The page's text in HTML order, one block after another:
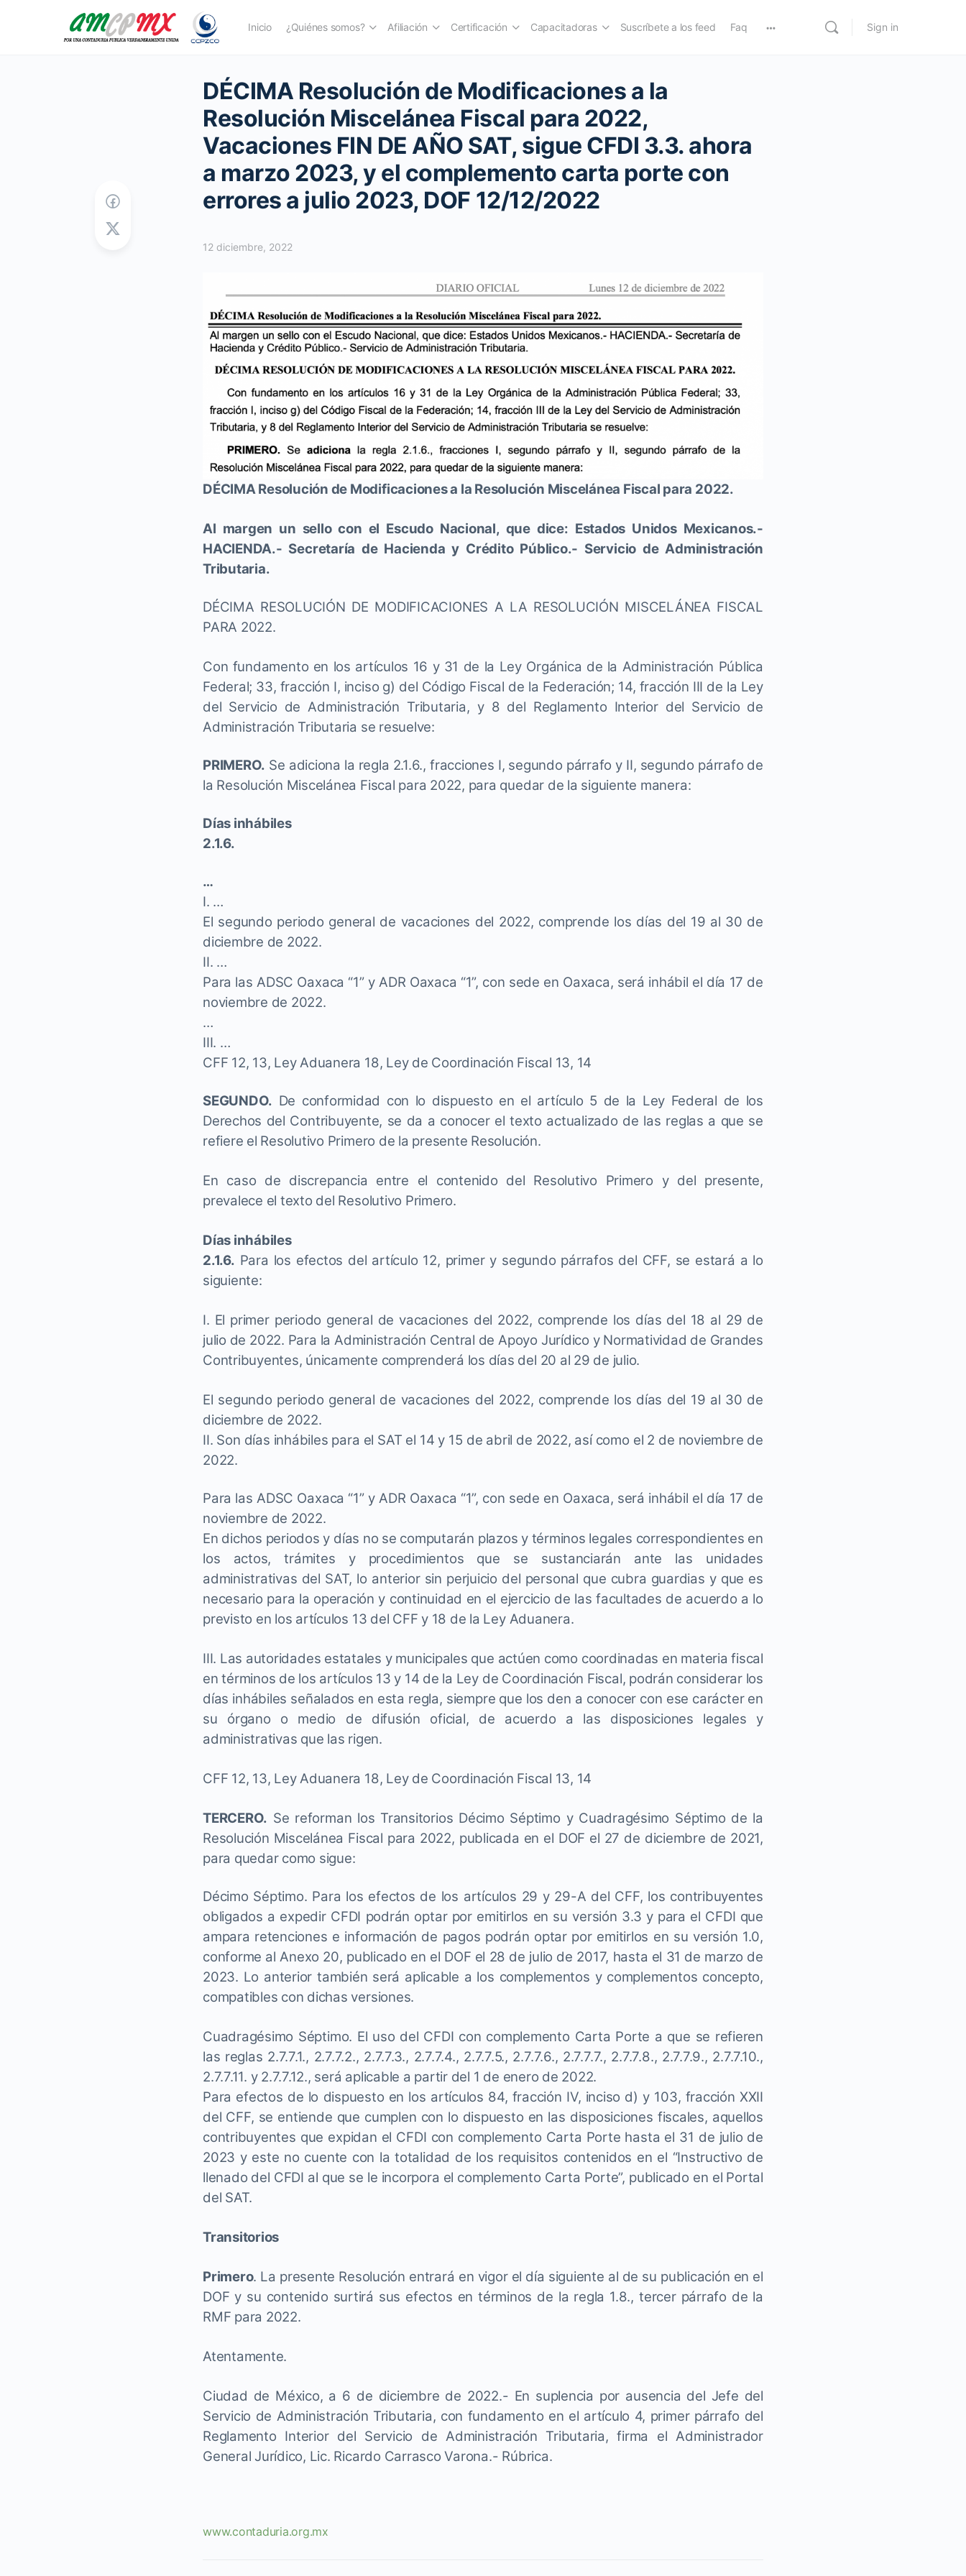
Inicio ¿Quiénes somos? Afiliación Certificación Capacitadoras Suscríbete a los feed Faq Sign in
DÉCIMA Resolución de Modificaciones a la
Resolución Miscelánea Fiscal para 2022,
Vacaciones FIN DE AÑO SAT, sigue CFDI 3.3. ahora
a marzo 2023, y el complemento carta porte con
errores a julio 2023, DOF 12/12/2022
12 diciembre, 2022
DÉCIMA Resolución de Modificaciones a la Resolución Miscelánea Fiscal para 2022.
Al margen un sello con el Escudo Nacional, que dice: Estados Unidos Mexicanos.-
HACIENDA.- Secretaría de Hacienda y Crédito Público.- Servicio de Administración
Tributaria.
DÉCIMA RESOLUCIÓN DE MODIFICACIONES A LA RESOLUCIÓN MISCELÁNEA FISCAL
PARA 2022.
Con fundamento en los artículos 16 y 31 de la Ley Orgánica de la Administración Pública
Federal; 33, fracción I, inciso g) del Código Fiscal de la Federación; 14, fracción III de la Ley
del Servicio de Administración Tributaria, y 8 del Reglamento Interior del Servicio de
Administración Tributaria se resuelve:
PRIMERO. Se adiciona la regla 2.1.6., fracciones I, segundo párrafo y II, segundo párrafo de
la Resolución Miscelánea Fiscal para 2022, para quedar de la siguiente manera:
Días inhábiles
2.1.6.
…
I. …
El segundo periodo general de vacaciones del 2022, comprende los días del 19 al 30 de
diciembre de 2022.
II. …
Para las ADSC Oaxaca “1” y ADR Oaxaca “1”, con sede en Oaxaca, será inhábil el día 17 de
noviembre de 2022.
…
III. …
CFF 12, 13, Ley Aduanera 18, Ley de Coordinación Fiscal 13, 14
SEGUNDO. De conformidad con lo dispuesto en el artículo 5 de la Ley Federal de los
Derechos del Contribuyente, se da a conocer el texto actualizado de las reglas a que se
refiere el Resolutivo Primero de la presente Resolución.
En caso de discrepancia entre el contenido del Resolutivo Primero y del presente,
prevalece el texto del Resolutivo Primero.
Días inhábiles
2.1.6. Para los efectos del artículo 12, primer y segundo párrafos del CFF, se estará a lo
siguiente:
I. El primer periodo general de vacaciones del 2022, comprende los días del 18 al 29 de
julio de 2022. Para la Administración Central de Apoyo Jurídico y Normatividad de Grandes
Contribuyentes, únicamente comprenderá los días del 20 al 29 de julio.
El segundo periodo general de vacaciones del 2022, comprende los días del 19 al 30 de
diciembre de 2022.
II. Son días inhábiles para el SAT el 14 y 15 de abril de 2022, así como el 2 de noviembre de
2022.
Para las ADSC Oaxaca “1” y ADR Oaxaca “1”, con sede en Oaxaca, será inhábil el día 17 de
noviembre de 2022.
En dichos periodos y días no se computarán plazos y términos legales correspondientes en
los actos, trámites y procedimientos que se sustanciarán ante las unidades
administrativas del SAT, lo anterior sin perjuicio del personal que cubra guardias y que es
necesario para la operación y continuidad en el ejercicio de las facultades de acuerdo a lo
previsto en los artículos 13 del CFF y 18 de la Ley Aduanera.
III. Las autoridades estatales y municipales que actúen como coordinadas en materia fiscal
en términos de los artículos 13 y 14 de la Ley de Coordinación Fiscal, podrán considerar los
días inhábiles señalados en esta regla, siempre que los den a conocer con ese carácter en
su órgano o medio de difusión oficial, de acuerdo a las disposiciones legales y
administrativas que las rigen.
CFF 12, 13, Ley Aduanera 18, Ley de Coordinación Fiscal 13, 14
TERCERO. Se reforman los Transitorios Décimo Séptimo y Cuadragésimo Séptimo de la
Resolución Miscelánea Fiscal para 2022, publicada en el DOF el 27 de diciembre de 2021,
para quedar como sigue:
Décimo Séptimo. Para los efectos de los artículos 29 y 29-A del CFF, los contribuyentes
obligados a expedir CFDI podrán optar por emitirlos en su versión 3.3 y para el CFDI que
ampara retenciones e información de pagos podrán optar por emitirlos en su versión 1.0,
conforme al Anexo 20, publicado en el DOF el 28 de julio de 2017, hasta el 31 de marzo de
2023. Lo anterior también será aplicable a los complementos y complementos concepto,
compatibles con dichas versiones.
Cuadragésimo Séptimo. El uso del CFDI con complemento Carta Porte a que se refieren
las reglas 2.7.7.1., 2.7.7.2., 2.7.7.3., 2.7.7.4., 2.7.7.5., 2.7.7.6., 2.7.7.7., 2.7.7.8., 2.7.7.9., 2.7.7.10.,
2.7.7.11. y 2.7.7.12., será aplicable a partir del 1 de enero de 2022.
Para efectos de lo dispuesto en los artículos 84, fracción IV, inciso d) y 103, fracción XXII
del CFF, se entiende que cumplen con lo dispuesto en las disposiciones fiscales, aquellos
contribuyentes que expidan el CFDI con complemento Carta Porte hasta el 31 de julio de
2023 y este no cuente con la totalidad de los requisitos contenidos en el “Instructivo de
llenado del CFDI al que se le incorpora el complemento Carta Porte”, publicado en el Portal
del SAT.
Transitorios
Primero. La presente Resolución entrará en vigor el día siguiente al de su publicación en el
DOF y su contenido surtirá sus efectos en términos de la regla 1.8., tercer párrafo de la
RMF para 2022.
Atentamente.
Ciudad de México, a 6 de diciembre de 2022.- En suplencia por ausencia del Jefe del
Servicio de Administración Tributaria, con fundamento en el artículo 4, primer párrafo del
Reglamento Interior del Servicio de Administración Tributaria, firma el Administrador
General Jurídico, Lic. Ricardo Carrasco Varona.- Rúbrica.
www.contaduria.org.mx